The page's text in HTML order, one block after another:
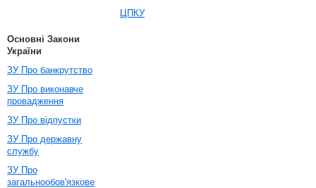
ЦПКУ
Основні Закони
України
ЗУ Про банкрутство
ЗУ Про виконавче
провадження
ЗУ Про відпустки
ЗУ Про державну
службу
ЗУ Про
загальнообов'язкове